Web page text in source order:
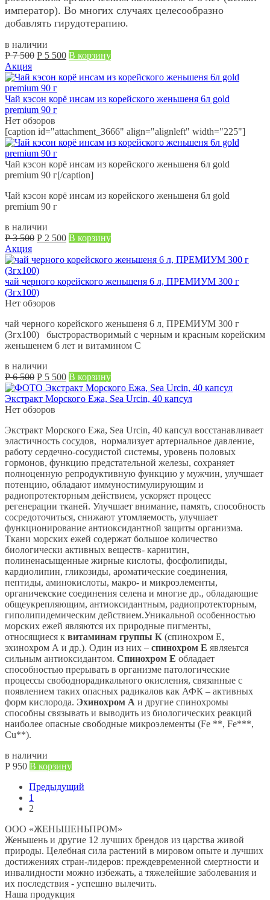
император). Во многих случаях целесообразно
добавлять гирудотерапию.
в наличии
Р 7 500 Первоначальная
составляла
Р
7 500.
Р 5 500Текущая
Р
В корзину
Акция
Чай кэсон корё инсам из корейского женьшеня 6л gold
premium 90 г
Нет обзоров
[caption id="attachment_3666" align="alignleft" width="225"]
Чай кэсон корё инсам из корейского женьшеня 6л gold
premium 90 г[/caption]
Чай кэсон корё инсам из корейского женьшеня 6л gold
premium 90 г
в наличии
Р 3 500 Первоначальная
составляла
Р
3 500.
Р 2 500Текущая
Р
В корзину
Акция
чай черного корейского женьшеня 6 л, ПРЕМИУМ 300 г
(3гх100)
Нет обзоров
чай черного корейского женьшеня 6 л, ПРЕМИУМ 300 г
(3гх100) быстрорастворимый с черным и красным корейским
женьшенем 6 лет и витамином С
в наличии
Р 6 500 Первоначальная
цена
составляла
Р
Р 5 500Текущая
цена:
Р
В корзину
Экстракт Морского Ежа, Sea Urcin, 40 капсул
Нет обзоров
Экстракт Морского Ежа, Sea Urcin, 40 капсул восстанавливает
эластичность сосудов, нормализует артериальное давление,
работу сердечно-сосудистой системы, уровень половых
гормонов, функцию предстательной железы, сохраняет
полноценную репродуктивную функцию у мужчин, улучшает
потенцию, обладают иммуностимулирующим и
радиопротекторным действием, ускоряет процесс
регенерации тканей. Улучшает внимание, память, способность
сосредоточиться, снижают утомляемость, улучшает
функционирование антиоксидантной защиты организма.
Ткани морских ежей содержат большое количество
биологически активных веществ- карнитин,
полиненасыщенные жирные кислоты, фосфолипиды,
кардиолипин, гликозиды, ароматические соединения,
пептиды, аминокислоты, макро- и микроэлементы,
органичекские соединения селена и многие др., обладающие
общеукрепляющим, антиоксидантным, радиопротекторным,
гиполипидемическим действием.Уникальной особенностью
морских ежей являются их природные пигменты,
относящиеся к витаминам группы К (спинохром Е,
эхинохром А и др.). Один из них – спинохром Е являеьтся
сильным антиоксидантом. Спинохром Е обладает
способностью прерывать в организме патологические
процессы свободнорадикального окисления, связанные с
появлением таких опасных радикалов как АФК – активных
форм кислорода. Эхинохром А и другие спинохромы
способны связывать и выводить из биологических реакций
наиболее опасные свободные микроэлементы (Fe **, Fe***,
Cu**).
в наличии
Р 950 В корзину
Предыдущий
1
2
ООО «ЖЕНЬШЕНЬПРОМ»
Женьшень и другие 12 лучших брендов из царства живой
природы. Целебная сила растений в мировом опыте и лучших
достижениях стран-лидеров: преждевременной смертности и
инвалидности можно избежать, а тяжелейшие заболевания и
их последствия - успешно вылечить.
Наша продукция